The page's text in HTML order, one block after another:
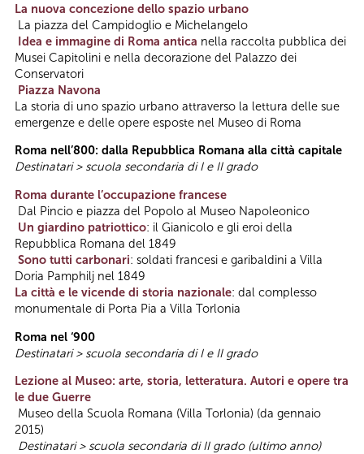
La nuova concezione dello spazio urbano
La piazza del Campidoglio e Michelangelo
Idea e immagine di Roma antica nella raccolta pubblica dei
Musei Capitolini e nella decorazione del Palazzo dei
Conservatori
Piazza Navona
La storia di uno spazio urbano attraverso la lettura delle sue
emergenze e delle opere esposte nel Museo di Roma
Roma nell’800: dalla Repubblica Romana alla città capitale
Destinatari > scuola secondaria di I e II grado
Roma durante l’occupazione francese
Dal Pincio e piazza del Popolo al Museo Napoleonico
Un giardino patriottico: il Gianicolo e gli eroi della
Repubblica Romana del 1849
Sono tutti carbonari: soldati francesi e garibaldini a Villa
Doria Pamphilj nel 1849
La città e le vicende di storia nazionale: dal complesso
monumentale di Porta Pia a Villa Torlonia
Roma nel ‘900
Destinatari > scuola secondaria di I e II grado
Lezione al Museo: arte, storia, letteratura. Autori e opere tra
le due Guerre
Museo della Scuola Romana (Villa Torlonia) (da gennaio
2015)
Destinatari > scuola secondaria di II grado (ultimo anno)